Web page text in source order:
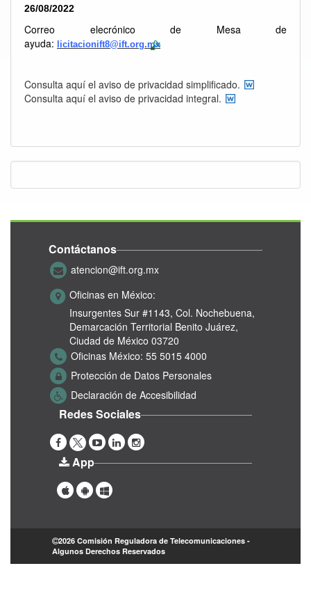
26/08/2022
Correo elecrónico de Mesa de
ayuda:
licitacionift8@ift.org.mx
Consulta aquí el aviso de privacidad simplificado.
Consulta aquí el aviso de privacidad integral.
Contáctanos
atencion@ift.org.mx
Oficinas en México:
Insurgentes Sur #1143, Col. Nochebuena,
Demarcación Territorial Benito Juárez,
Ciudad de México 03720
Oficinas México: 55 5015 4000
Protección de Datos Personales
Declaración de Accesibilidad
Redes Sociales
App
2026 Comisión Reguladora de Telecomunicaciones -
Algunos Derechos Reservados